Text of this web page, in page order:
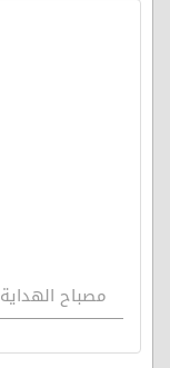
مصباح الهداية 305 - طلب المغفرة مقدّمة للمناجاة